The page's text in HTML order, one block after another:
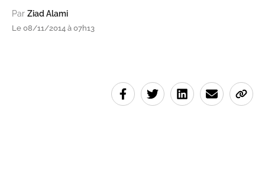
Par Ziad Alami
Le 08/11/2014 à 07h13